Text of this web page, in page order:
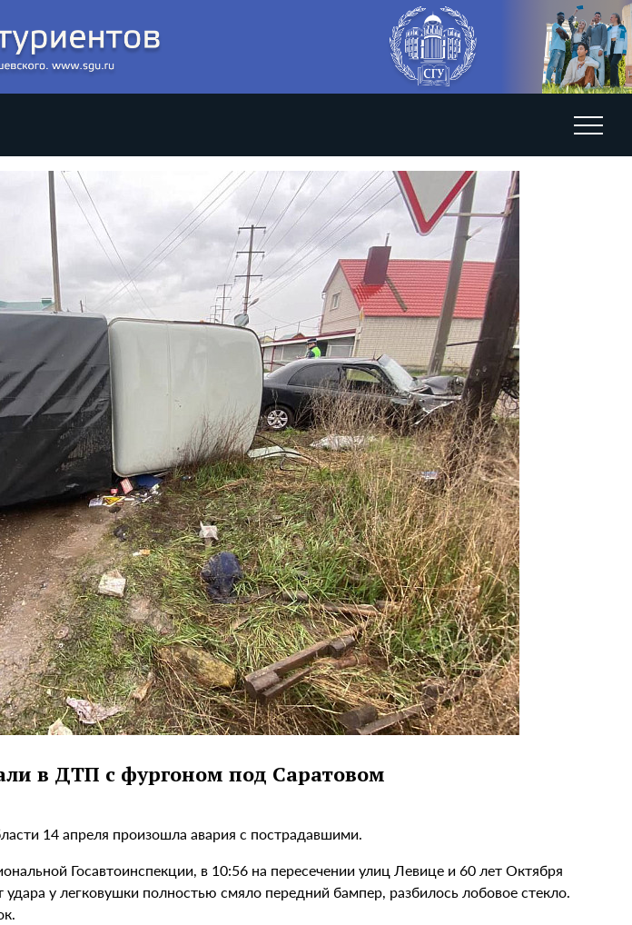
в ДТП с фургоном под Саратовом
14 апреля произошла авария с пострадавшими.
Госавтоинспекции, в 10:56 на пересечении улиц Левице и 60 лет Октября
у легковушки полностью смяло передний бампер, разбилось лобовое стекло.